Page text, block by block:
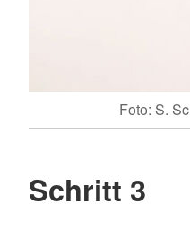
Foto: S.
Schritt 3